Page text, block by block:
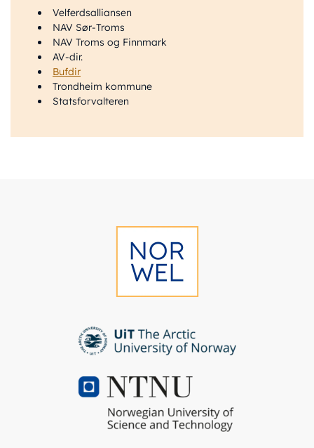
Velferdsalliansen
NAV Sør-Troms
NAV Troms og Finnmark
AV-dir.
Bufdir
Trondheim kommune
Statsforvalteren